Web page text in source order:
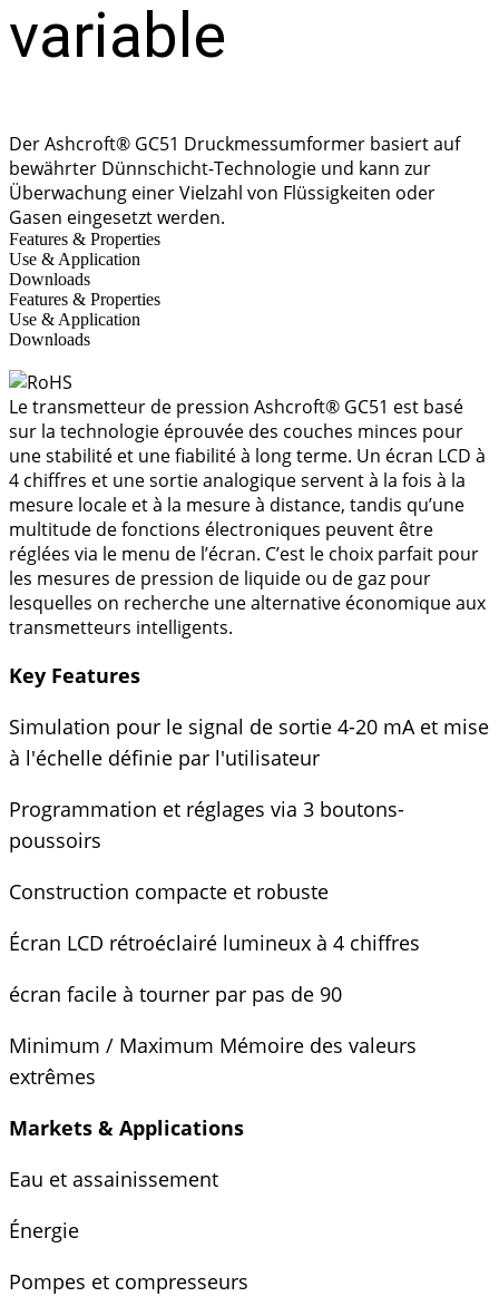
variable
Der Ashcroft® GC51 Druckmessumformer basiert auf
bewährter Dünnschicht-Technologie und kann zur
Überwachung einer Vielzahl von Flüssigkeiten oder
Gasen eingesetzt werden.
Features & Properties
Use & Application
Downloads
Features & Properties
Use & Application
Downloads
Le transmetteur de pression Ashcroft® GC51 est basé
sur la technologie éprouvée des couches minces pour
une stabilité et une fiabilité à long terme. Un écran LCD à
4 chiffres et une sortie analogique servent à la fois à la
mesure locale et à la mesure à distance, tandis qu’une
multitude de fonctions électroniques peuvent être
réglées via le menu de l’écran. C’est le choix parfait pour
les mesures de pression de liquide ou de gaz pour
lesquelles on recherche une alternative économique aux
transmetteurs intelligents.
Key Features
Simulation pour le signal de sortie 4-20 mA et mise
à l'échelle définie par l'utilisateur
Programmation et réglages via 3 boutons-
poussoirs
Construction compacte et robuste
Écran LCD rétroéclairé lumineux à 4 chiffres
écran facile à tourner par pas de 90
Minimum / Maximum Mémoire des valeurs
extrêmes
Markets & Applications
Eau et assainissement
Énergie
Pompes et compresseurs